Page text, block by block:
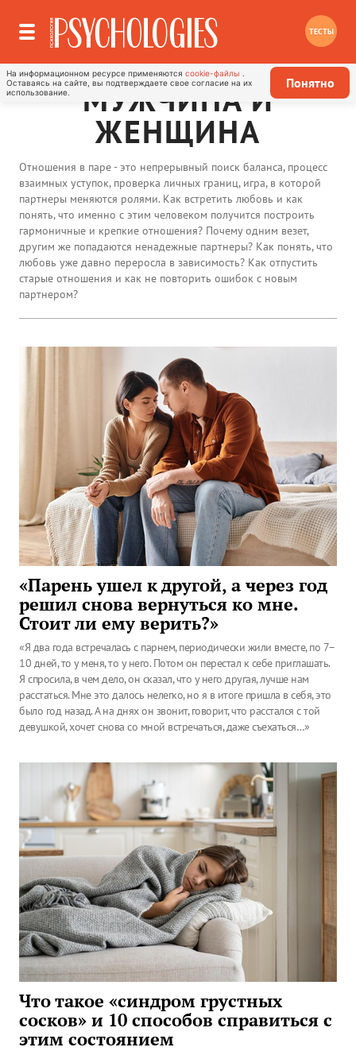
ТЕСТЫ
На информационном ресурсе применяются cookie-файлы
Оставаясь на сайте, вы подтверждаете свое согласие на их
использование.
Понятно
МУЖЧИНА И
ЖЕНЩИНА
Отношения в паре - это непрерывный поиск баланса, процесс
взаимных уступок, проверка личных границ, игра, в которой
партнеры меняются ролями. Как встретить любовь и как
понять, что именно с этим человеком получится построить
гармоничные и крепкие отношения? Почему одним везет,
другим же попадаются ненадежные партнеры? Как понять, что
любовь уже давно переросла в зависимость? Как отпустить
старые отношения и как не повторить ошибок с новым
партнером?
«Парень ушел к другой, а через год
решил снова вернуться ко мне.
Стоит ли ему верить?»
«Я два года встречалась с парнем, периодически жили вместе, по 7–
10 дней, то у меня, то у него. Потом он перестал к себе приглашать.
Я спросила, в чем дело, он сказал, что у него другая, лучше нам
расстаться. Мне это далось нелегко, но я в итоге пришла в себя, это
было год назад. А на днях он звонит, говорит, что расстался с той
девушкой, хочет снова со мной встречаться, даже съехаться…»
Что такое «синдром грустных
сосков» и 10 способов справиться с
этим состоянием